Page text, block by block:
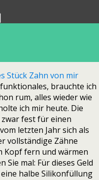
Stück Zahn von mir
brauchte ich
rum, alles wieder wie
ich mir heute. Die
fest für einen
letzten Jahr sich als
vollständige Zähne
Kopf fern und wärmen
Sie mal: Für dieses Geld
halbe Silikonfüllung